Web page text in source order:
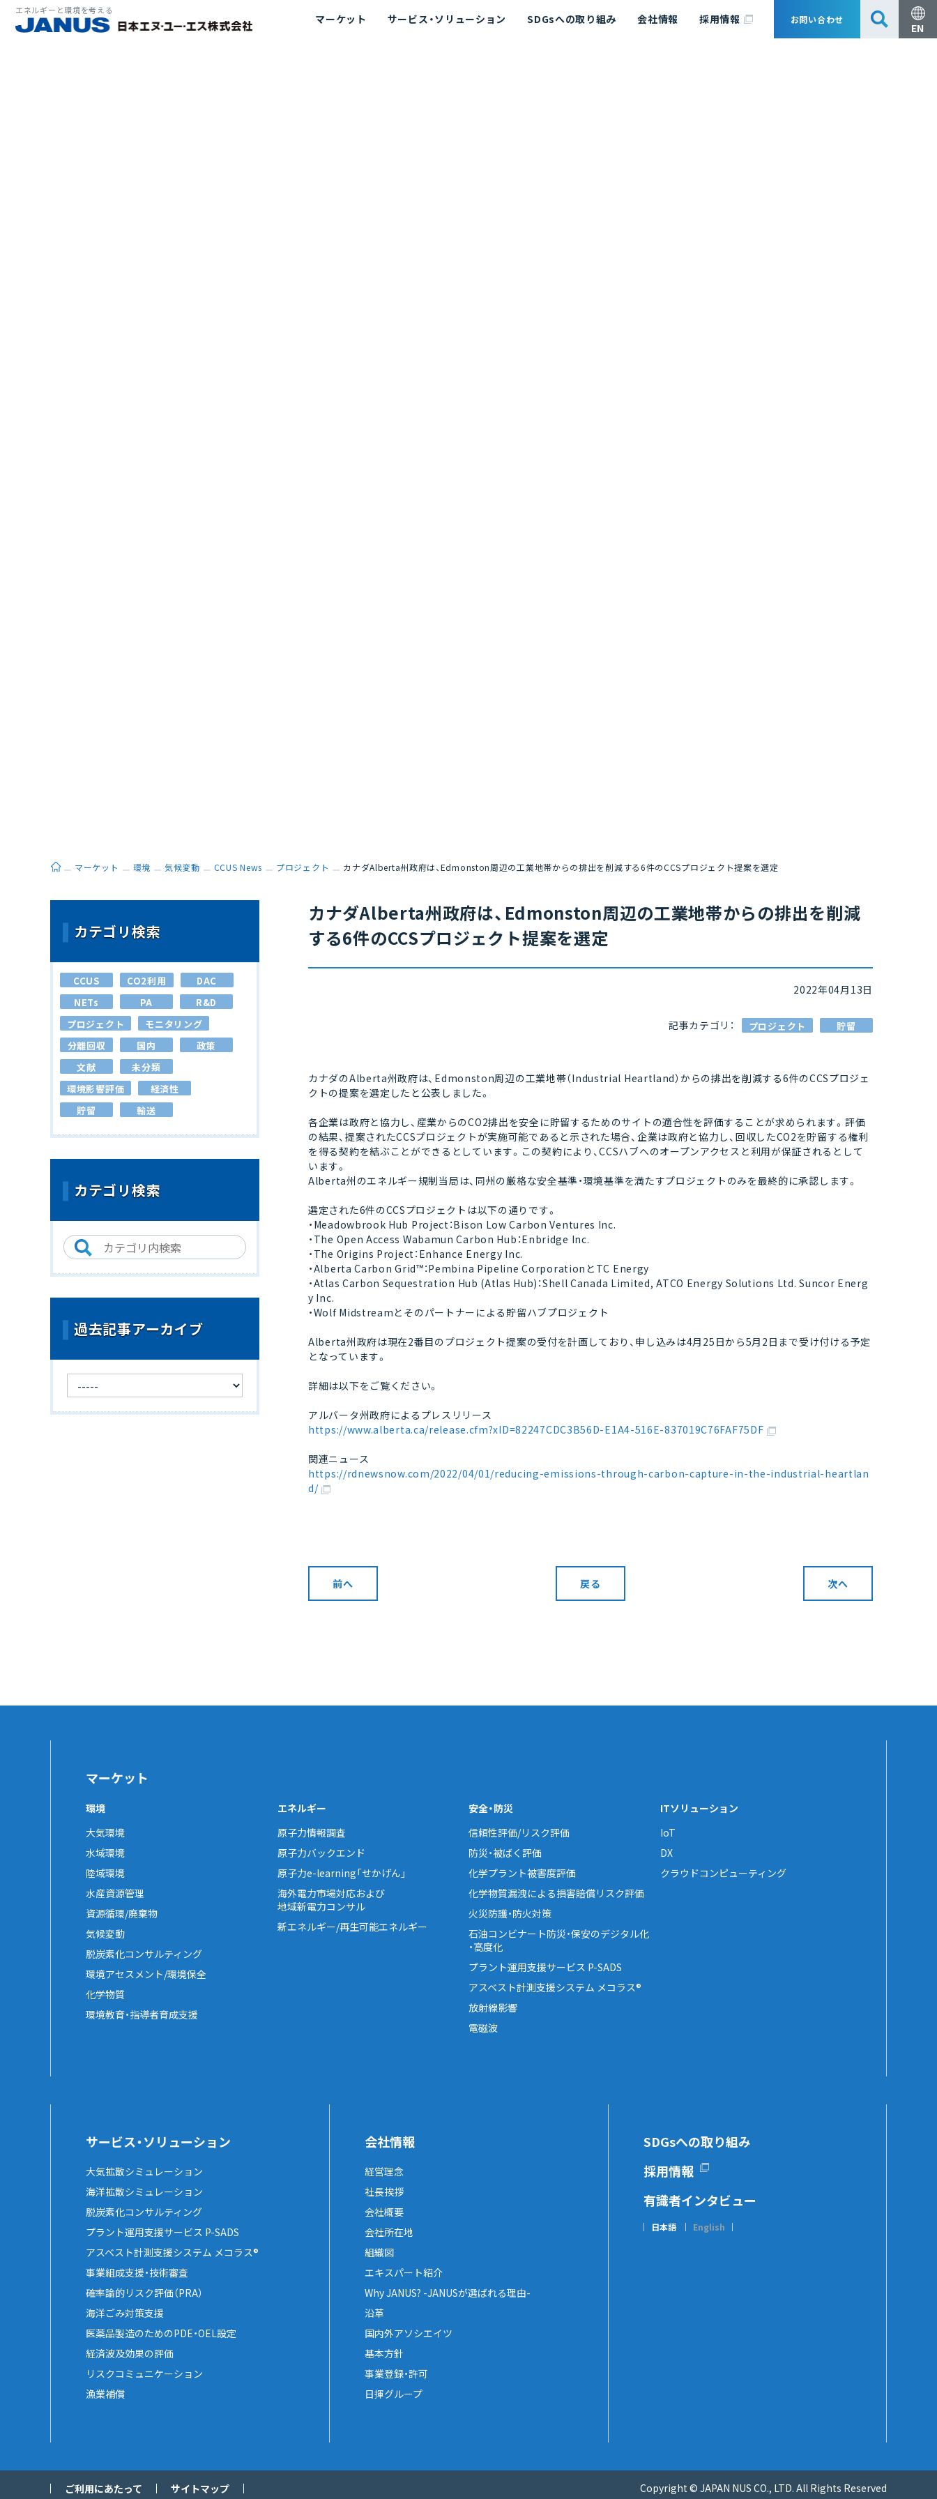
エネルギーと環境を考える
マーケット サービス・ソリューション SDGsへの取り組み 会社情報 採用情報 お問い合わせ
EN
ホームマーケット 環境 気候変動 CCUS News プロジェクト カナダAlberta州政府は、Edmonston周辺の工業地帯からの排出を削減する6件のCCSプロジェクト提案を選定
カナダAlberta州政府は、Edmonston周辺の工業地帯からの排出を削減
する6件のCCSプロジェクト提案を選定
2022年04月13日
記事カテゴリ： プロジェクト 貯留
カナダのAlberta州政府は、Edmonston周辺の工業地帯（Industrial Heartland）からの排出を削減する6件のCCSプロジェ
クトの提案を選定したと公表しました。
各企業は政府と協力し、産業からのCO2排出を安全に貯留するためのサイトの適合性を評価することが求められます。評価
の結果、提案されたCCSプロジェクトが実施可能であると示された場合、企業は政府と協力し、回収したCO2を貯留する権利
を得る契約を結ぶことができるとしています。この契約により、CCSハブへのオープンアクセスと利用が保証されるとして
います。
Alberta州のエネルギー規制当局は、同州の厳格な安全基準・環境基準を満たすプロジェクトのみを最終的に承認します。
選定された6件のCCSプロジェクトは以下の通りです。
・Meadowbrook Hub Project：Bison Low Carbon Ventures Inc.
・The Open Access Wabamun Carbon Hub：Enbridge Inc.
・The Origins Project：Enhance Energy Inc.
・Alberta Carbon Grid™：Pembina Pipeline CorporationとTC Energy
・Atlas Carbon Sequestration Hub (Atlas Hub)：Shell Canada Limited, ATCO Energy Solutions Ltd. Suncor Energ
y Inc.
・Wolf Midstreamとそのパートナーによる貯留ハブプロジェクト
Alberta州政府は現在2番目のプロジェクト提案の受付を計画しており、申し込みは4月25日から5月2日まで受け付ける予定
となっています。
詳細は以下をご覧ください。
アルバータ州政府によるプレスリリース
https://www.alberta.ca/release.cfm?xID=82247CDC3B56D-E1A4-516E-837019C76FAF75DF
関連ニュース
https://rdnewsnow.com/2022/04/01/reducing-emissions-through-carbon-capture-in-the-industrial-heartlan
d/
前へ 戻る 次へ
カテゴリ検索
CCUS CO2利用
DAC
NETs
PA
R&D
プロジェクト
モニタリング
分離回収
国内
政策
文献
未分類
環境影響評価
経済性
貯留
輸送
カテゴリ検索
過去記事アーカイブ
マーケット
環境
大気環境
水域環境
陸域環境
水産資源管理
資源循環/廃棄物
気候変動
脱炭素化コンサルティング
環境アセスメント/環境保全
化学物質
環境教育・指導者育成支援
エネルギー
原子力情報調査
原子力バックエンド
原子力e-learning「せかげん」
海外電力市場対応および
地域新電力コンサル
新エネルギー/再生可能エネルギー
安全・防災
信頼性評価/リスク評価
防災・被ばく評価
化学プラント被害度評価
化学物質漏洩による損害賠償リスク評価
火災防護・防火対策
石油コンビナート防災・保安のデジタル化
・高度化
プラント運用支援サービス P-SADS
アスベスト計測支援システム メコラス®
放射線影響
電磁波
ITソリューション
IoT
DX
クラウドコンピューティング
サービス・ソリューション
大気拡散シミュレーション
海洋拡散シミュレーション
脱炭素化コンサルティング
プラント運用支援サービス P-SADS
アスベスト計測支援システム メコラス®
事業組成支援・技術審査
確率論的リスク評価（PRA）
海洋ごみ対策支援
医薬品製造のためのPDE・OEL設定
経済波及効果の評価
リスクコミュニケーション
漁業補償
会社情報
経営理念
社長挨拶
会社概要
会社所在地
組織図
エキスパート紹介
Why JANUS? -JANUSが選ばれる理由-
沿革
国内外アソシエイツ
基本方針
事業登録・許可
日揮グループ
SDGsへの取り組み
採用情報
有識者インタビュー
日本語 English
ご利用にあたって サイトマップ Copyright © JAPAN NUS CO., LTD. All Rights Reserved